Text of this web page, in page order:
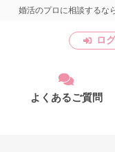
婚活のプロに相談するな
ロ
よくあるご質問